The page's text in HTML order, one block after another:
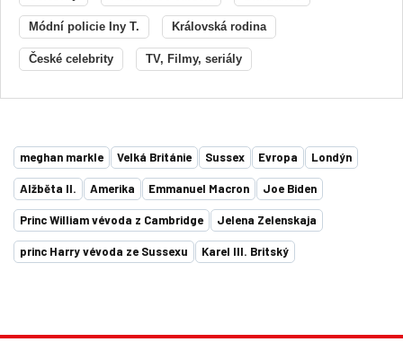
Módní policie Iny T. Královská rodina
České celebrity TV, Filmy, seriály
meghan markle Velká Británie Sussex Evropa Londýn
Alžběta II. Amerika Emmanuel Macron Joe Biden
Princ William vévoda z Cambridge Jelena Zelenskaja
princ Harry vévoda ze Sussexu Karel III. Britský